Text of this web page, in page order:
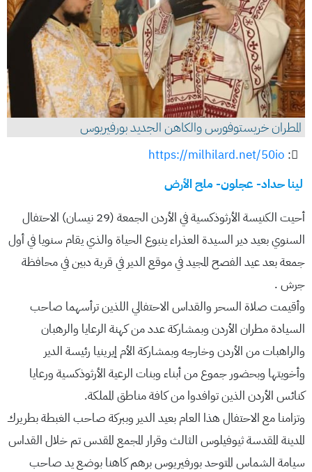
المطران خريستوفورس والكاهن الجديد بورفيريوس
:
https://milhilard.net/50io
لينا حداد- عجلون- ملح الأرض
أحيت الكنيسة الأرثوذكسية في الأردن الجمعة (29 نيسان) الاحتفال
السنوي بعيد دير السيدة العذراء ينبوع الحياة والذي يقام سنويا في أول
جمعة بعد عيد الفصح المجيد في موقع الدير في قرية دبين في محافظة
جرش .
وأقيمت صلاة السحر والقداس الاحتفالي اللذين ترأسهما صاحب
السيادة مطران الأردن وبمشاركة عدد من كهنة الرعايا والرهبان
والراهبات من الأردن وخارجه وبمشاركة الأم إيرينيا رئيسة الدير
وأخويتها وبحضور جموع من أبناء وبنات الرعية الأرثوذكسية ورعايا
كنائس الأردن الذين توافدوا من كافة مناطق المملكة.
وتزامنا مع الاحتفال هذا العام بعيد الدير وببركة صاحب الغبطة بطريرك
المدينة المقدسة ثيوفيلوس الثالث وقرار المجمع المقدس تم خلال القداس
سيامة الشماس المتوحد بورفيريوس برهم كاهنا بوضع يد صاحب